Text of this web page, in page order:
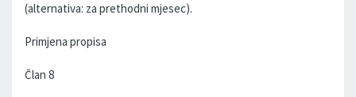
(alternativa: za prethodni mjesec).
Primjena propisa
Član 8